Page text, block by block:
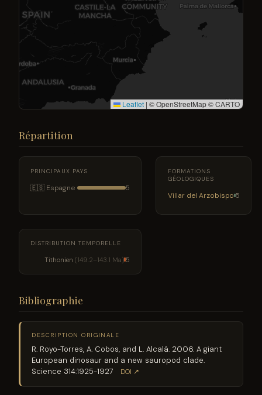
Leaflet | © OpenStreetMap © CARTO
Répartition
PRINCIPAUX PAYS
🇪🇸 Espagne 5
FORMATIONS
GÉOLOGIQUES
Villar del Arzobispo 5
DISTRIBUTION TEMPORELLE
Tithonien (149.2–143.1 Ma) 5
Bibliographie
DESCRIPTION ORIGINALE
R. Royo-Torres, A. Cobos, and L. Alcalá. 2006. A giant
European dinosaur and a new sauropod clade.
Science 314:1925-1927
DOI ↗